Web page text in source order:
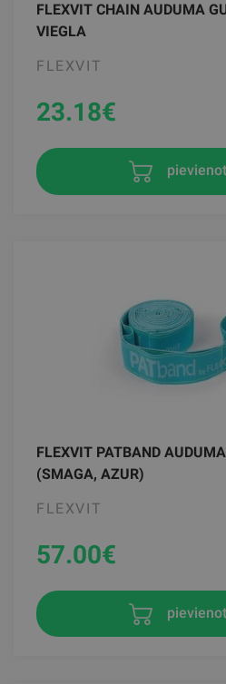
FLEXVIT CHAIN AUDUMA
VIEGLA
FLEXVIT
23.18€
FLEXVIT PATBAND
(SMAGA, AZUR)
FLEXVIT
57.00€